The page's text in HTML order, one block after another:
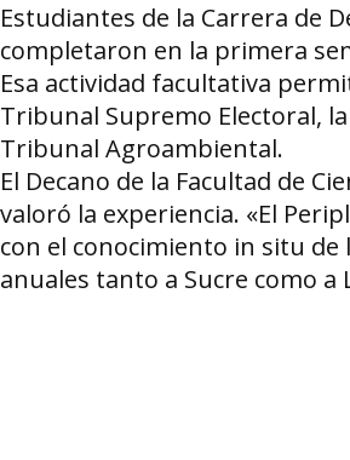
Estudiantes de la Carrera de
completaron en la primera
Esa actividad facultativa
Tribunal Supremo Electoral,
Tribunal Agroambiental.
El Decano de la Facultad de
valoró la experiencia. «El
con el conocimiento in situ
anuales tanto a Sucre como a